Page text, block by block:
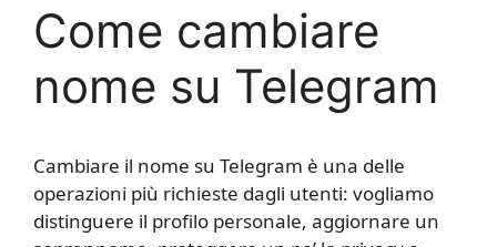
​ Come cambiare
nome su Telegram​
Cambiare il nome su Telegram è una delle
operazioni più richieste dagli utenti: vogliamo
distinguere il profilo personale, aggiornare un